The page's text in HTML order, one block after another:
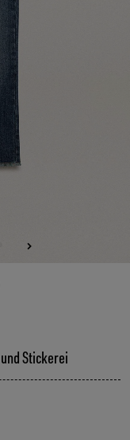
Stickerei